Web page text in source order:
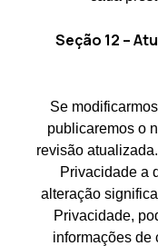
Seção 12 –
Se
publicaremos o
revisão
Privacidade a
alteração
Privacidade,
informações de